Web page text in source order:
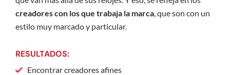
creadores con los que trabaja la marca, que son con un
estilo muy marcado y particular.
RESULTADOS:
Encontrar creadores afines